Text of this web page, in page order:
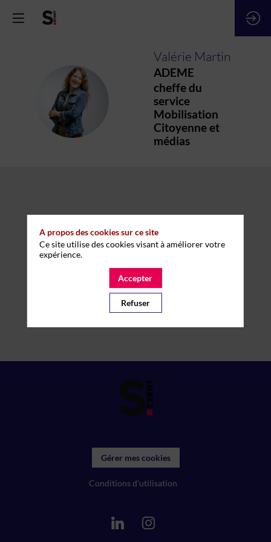
VM
Valérie Martin
ADEME
cheffe du
service
Mobilisation
Citoyenne et
médias
Gérer mes cookies
Conditions d'utilisation
A propos des cookies sur ce site
Ce site utilise des cookies visant à améliorer votre
expérience.
Accepter
Refuser